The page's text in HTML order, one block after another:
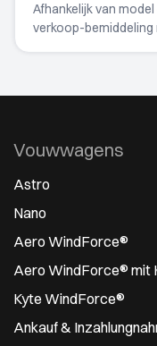
Afhankelijk van
verkoop-bemiddeling
Vouwwagens
Astro
Nano
Aero WindForce®
Aero WindForce® mit
Kyte WindForce®
Ankauf &